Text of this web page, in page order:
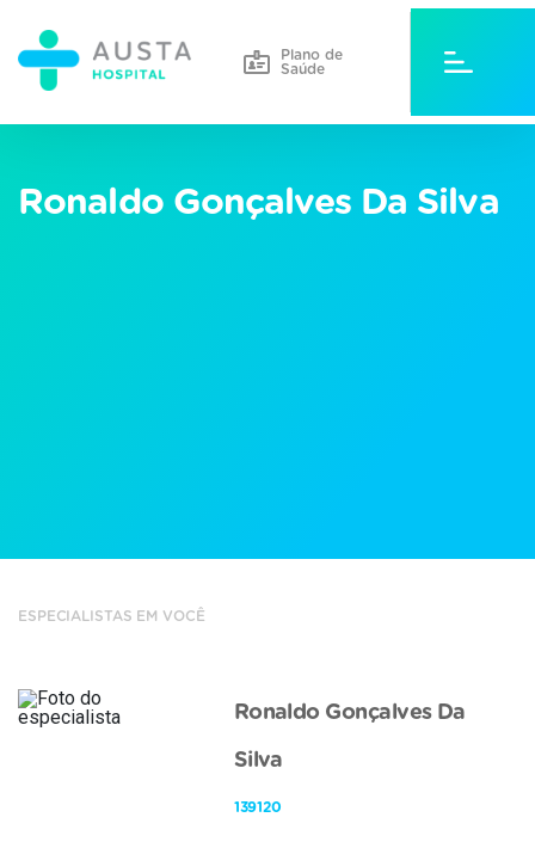
Plano de
Saúde
Ronaldo Gonçalves Da Silva
ESPECIALISTAS EM VOCÊ
Ronaldo Gonçalves Da
Silva
139120